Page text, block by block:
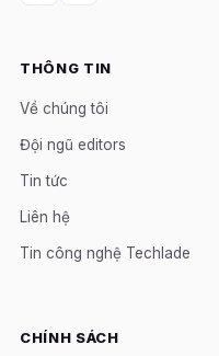
THÔNG TIN
Về chúng tôi
Đội ngũ editors
Tin tức
Liên hệ
Tin công nghệ Techlade
CHÍNH SÁCH